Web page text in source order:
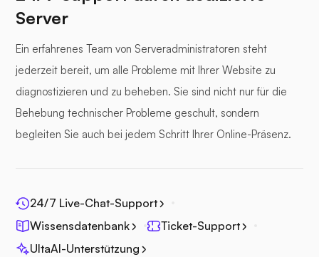
Server
Ein erfahrenes Team von Serveradministratoren steht
jederzeit bereit, um alle Probleme mit Ihrer Website zu
diagnostizieren und zu beheben. Sie sind nicht nur für die
Behebung technischer Probleme geschult, sondern
begleiten Sie auch bei jedem Schritt Ihrer Online-Präsenz.
24/7 Live-Chat-Support
Wissensdatenbank
Ticket-Support
UltaAI-Unterstützung